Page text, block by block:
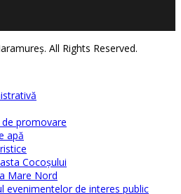
All Rights Reserved.
promovare
apă
Cocoșului
Mare Nord
evenimentelor de interes public